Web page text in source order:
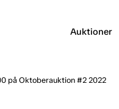
Auktioner
på Oktoberauktion #2 2022